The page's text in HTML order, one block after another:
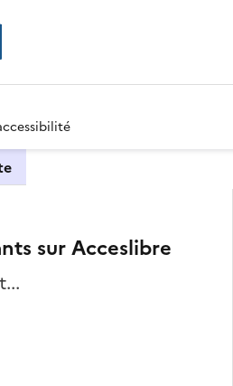
sur Acceslibre